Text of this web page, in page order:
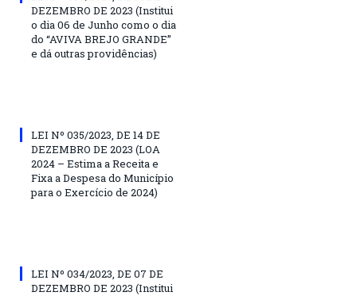
DEZEMBRO DE 2023 (Institui
o dia 06 de Junho como o dia
do “AVIVA BREJO GRANDE”
e dá outras providências)
LEI Nº 035/2023, DE 14 DE
DEZEMBRO DE 2023 (LOA
2024 – Estima a Receita e
Fixa a Despesa do Município
para o Exercício de 2024)
LEI Nº 034/2023, DE 07 DE
DEZEMBRO DE 2023 (Institui